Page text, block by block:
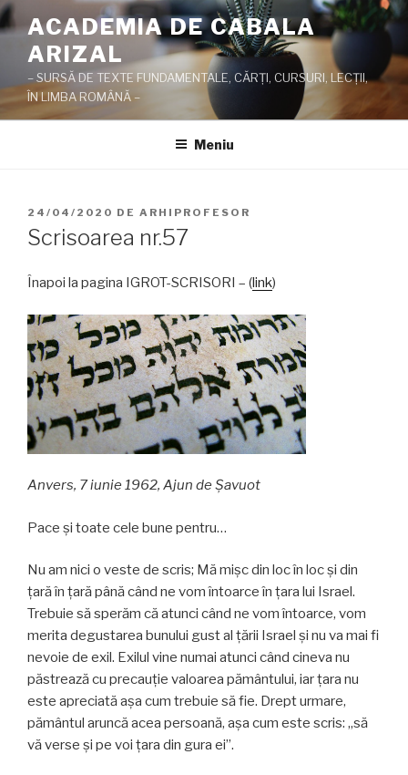
Sari
la
conținut
ACADEMIA DE CABALA
ARIZAL
– SURSĂ DE TEXTE FUNDAMENTALE, CĂRŢI, CURSURI, LECŢII,
ÎN LIMBA ROMÂNĂ –
Meniu
PUBLICAT
PE
24/04/2020 DE ARHIPROFESOR
Scrisoarea nr.57
Înapoi la pagina IGROT-SCRISORI – (link)
Anvers, 7 iunie 1962, Ajun de Şavuot
Pace şi toate cele bune pentru…
Nu am nici o veste de scris; Mă mişc din loc în loc şi din
ţară în ţară până când ne vom întoarce în ţara lui Israel.
Trebuie să sperăm că atunci când ne vom întoarce, vom
merita degustarea bunului gust al ţării Israel şi nu va mai fi
nevoie de exil. Exilul vine numai atunci când cineva nu
păstrează cu precauţie valoarea pământului, iar ţara nu
este apreciată aşa cum trebuie să fie. Drept urmare,
pământul aruncă acea persoană, aşa cum este scris: „să
vă verse şi pe voi ţara din gura ei”.